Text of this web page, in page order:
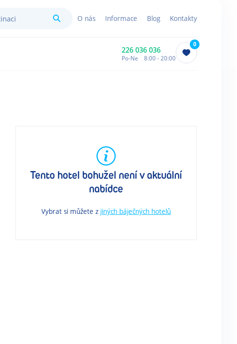
HledatO nás Informace Blog Kontakty
226 036 036
Po-Ne 8:00 - 20:00
0
Tento hotel bohužel není v aktuální
nabídce
Vybrat si můžete z jiných báječných hotelů